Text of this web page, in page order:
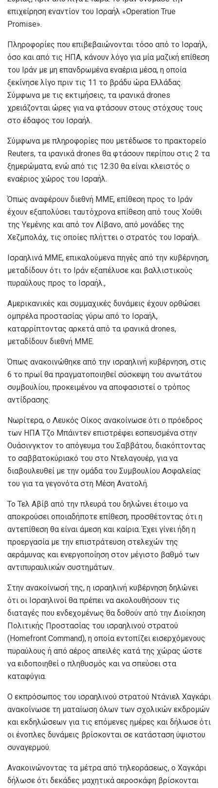
επιχείρηση εναντίον του Ισραήλ «Operation True
Promise».
Πληροφορίες που επιβεβαιώνονται τόσο από το Ισραήλ,
όσο και από τις ΗΠΑ, κάνουν λόγο για μία μαζική επίθεση
του Ιράν με μη επανδρωμένα εναέρια μέσα, η οποία
ξεκίνησε λίγο πριν τις 11 το βράδυ ώρα Ελλάδας.
Σύμφωνα με τις εκτιμήσεις, τα ιρανικά drones
χρειάζονται ώρες για να φτάσουν στους στόχσυς τους
στο έδαφος του Ισραήλ.
Σύμφωνα με πληροφορίες που μετέδωσε το πρακτορείο
Reuters, τα ιρανικά drones θα φτάσουν περίπου στις 2 τα
ξημερώματα, ενώ από τις 12:30 θα είναι κλειστός ο
εναέριος χώρος του Ισραήλ.
Όπως αναφέρουν διεθνή ΜΜΕ, επίθεση προς το Ιράν
έχουν εξαπολύσει ταυτόχρονα επίθεση από τους Χούθι
της Υεμένης και από τον Λίβανο, από μονάδες της
Χεζμπολάχ, τις οποίες πλήττει ο στρατός του Ισραήλ.
Ισραηλινά ΜΜΕ, επικαλούμενα πηγές από την κυβέρνηση,
μεταδίδουν ότι το Ιράν εξαπέλυσε και βαλλιστικούς
πυραύλους προς το Ισραήλ.,
Αμερικανικές και συμμαχικές δυνάμεις έχουν ορθώσει
ομπρέλα προστασίας γύρω από το Ισραήλ,
καταρρίπτοντας αρκετά από τα ιρανικά drones,
μεταδίδουν διεθνή ΜΜΕ.
Όπως ανακοινώθηκε από την ισραηλινή κυβέρνηση, στις
6 το πρωί θα πραγματοποιηθεί σύσκεψη του ανωτάτου
συμβουλίου, προκειμένου να αποφασιστεί ο τρόπος
αντίδρασης.
Νωρίτερα, ο Λευκός Οίκος ανακοίνωσε ότι ο πρόεδρος
των ΗΠΑ Τζο Μπάιντεν επιστρέφει εσπευσμένα στην
Ουάσινγκτον το απόγευμα του Σαββάτου, διακόπτοντας
το σαββατοκύριακό του στο Ντελαγουέρ, για να
διαβουλευθεί με την ομάδα του Συμβουλίου Ασφαλείας
του για τα γεγονότα στη Μέση Ανατολή.
Το Τελ Αβίβ από την πλευρά του δηλώνει έτοιμο να
αποκρούσει οποιαδήποτε επίθεση, προσθέτοντας ότι η
αντεπίθεση θα είναι άμεση και καίρια. Έχει γίνει ήδη η
προεργασία με την επιστράτευση στελεχών της
αεράμυνας και ενεργοποίηση στον μέγιστο βαθμό των
αντιπυραυλικών συστημάτων.
Στην ανακοίνωσή της, η ισραηλινή κυβέρνηση δηλώνει
ότι οι Ισραηλινοί θα πρέπει να ακολουθήσουν τις
διαταγές που ενδεχομένως θα δοθούν από την Διοίκηση
Πολιτικής Προστασίας του ισραηλινού στρατού
(Homefront Command), η οποία εντοπίζει εισερχόμενους
πυραύλους ή από αέρος απειλές κατά της χώρας ώστε
να ειδοποιηθεί ο πληθυσμός και να σπεύσει στα
καταφύγια.
Ο εκπρόσωπος του ισραηλινού στρατού Ντάνιελ Χαγκάρι
ανακοίνωσε τη ματαίωση όλων των σχολικών εκδρομών
και εκδηλώσεων για τις επόμενες ημέρες και δήλωσε ότι
οι ένοπλες δυνάμεις βρίσκονται σε κατάσταση ύψιστου
συναγερμού.
Ανακοινώνοντας τα μέτρα από τηλεοράσεως, ο Χαγκάρι
δήλωσε ότι δεκάδες μαχητικά αεροσκάφη βρίσκονται